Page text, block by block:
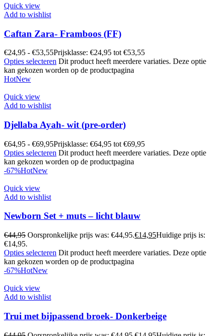
Quick view
Add to wishlist
Caftan Zara- Framboos (FF)
€24,95 - €53,55Prijsklasse: €24,95 tot €53,55
Opties selecteren Dit product heeft meerdere variaties. Deze optie
kan gekozen worden op de productpagina
HotNew
Quick view
Add to wishlist
Djellaba Ayah- wit (pre-order)
€64,95 - €69,95Prijsklasse: €64,95 tot €69,95
Opties selecteren Dit product heeft meerdere variaties. Deze optie
kan gekozen worden op de productpagina
-67%HotNew
Quick view
Add to wishlist
Newborn Set + muts – licht blauw
€44,95 Oorspronkelijke prijs was: €44,95.€14,95Huidige prijs is:
€14,95.
Opties selecteren Dit product heeft meerdere variaties. Deze optie
kan gekozen worden op de productpagina
-67%HotNew
Quick view
Add to wishlist
Trui met bijpassend broek- Donkerbeige